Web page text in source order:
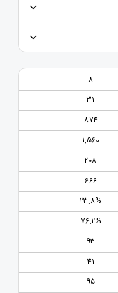
8
31
874
1,560
208
666
23.8%
76.2%
93
41
95